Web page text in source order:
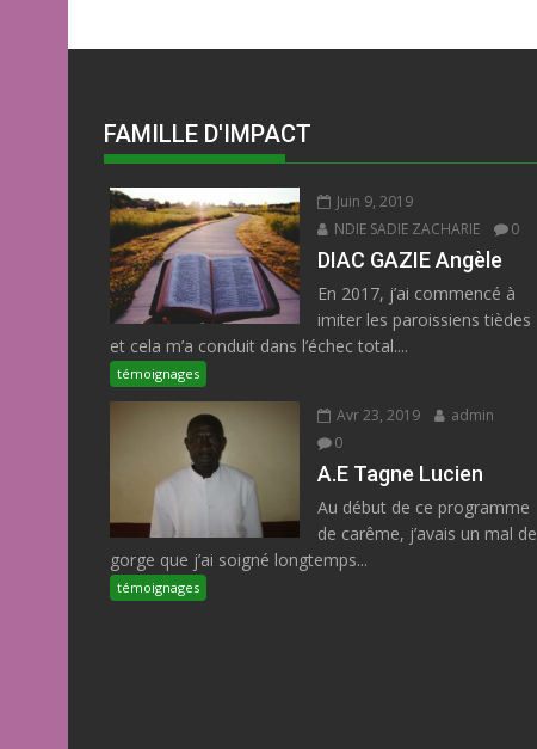
FAMILLE D'IMPACT
Juin 9, 2019
NDIE SADIE ZACHARIE
0
DIAC GAZIE Angèle
En 2017, j’ai commencé à
imiter les paroissiens tièdes
et cela m’a conduit dans l’échec total....
témoignages
Avr 23, 2019
admin
0
A.E Tagne Lucien
Au début de ce programme
de carême, j’avais un mal de
gorge que j’ai soigné longtemps...
témoignages